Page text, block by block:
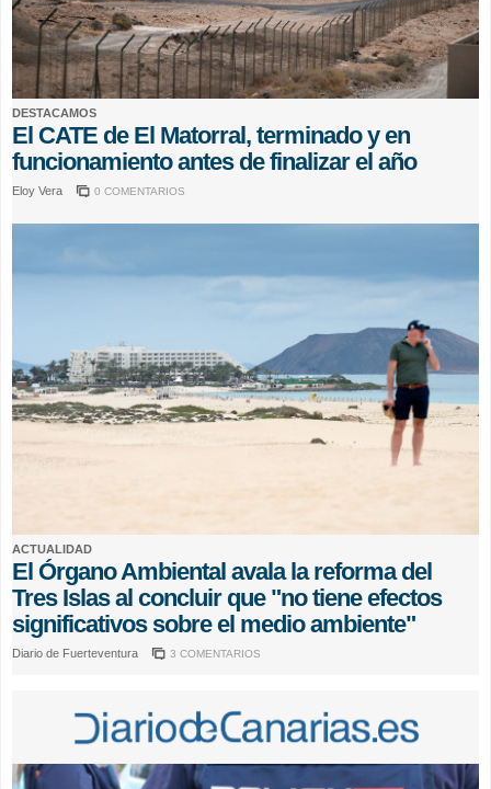
DESTACAMOS
El CATE de El Matorral, terminado y en
funcionamiento antes de finalizar el año
Eloy Vera 0 COMENTARIOS
ACTUALIDAD
El Órgano Ambiental avala la reforma del
Tres Islas al concluir que "no tiene efectos
significativos sobre el medio ambiente"
Diario de Fuerteventura 3 COMENTARIOS